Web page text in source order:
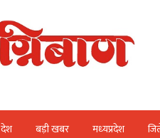
देश बड़ी खबर मध्‍यप्रदेश